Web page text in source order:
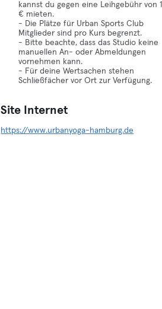
kannst du gegen eine Leihgebühr von 1
€ mieten.
- Die Plätze für Urban Sports Club
Mitglieder sind pro Kurs begrenzt.
- Bitte beachte, dass das Studio keine
manuellen An- oder Abmeldungen
vornehmen kann.
- Für deine Wertsachen stehen
Schließfächer vor Ort zur Verfügung.
Site Internet
https://www.urbanyoga-hamburg.de